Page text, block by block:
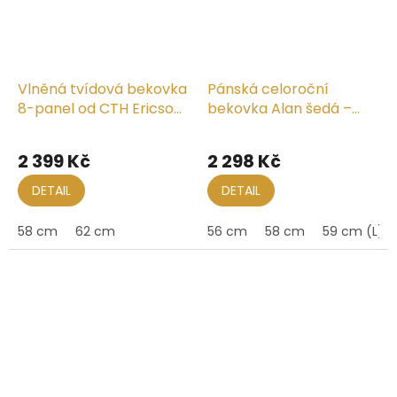
Vlněná tvídová bekovka
8-panel od CTH Ericson
hodnocení
produktu
je
5,0
5
hvězdiček.
2 399 Kč
DETAIL
58 cm 62 cm
Pánská celoroční
bekovka Alan šedá –
2 298 Kč
DETAIL
56 cm 58 cm 59 cm (L)